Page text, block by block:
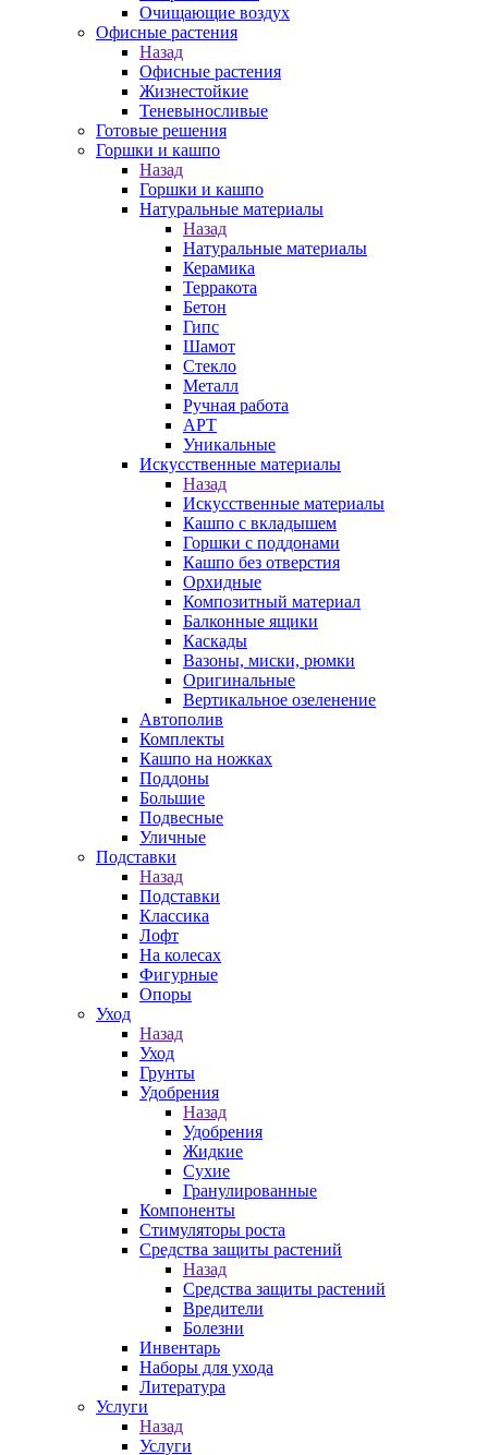
Очищающие воздух
Офисные растения
Назад
Офисные растения
Жизнестойкие
Теневыносливые
Готовые решения
Горшки и кашпо
Назад
Горшки и кашпо
Натуральные материалы
Назад
Натуральные материалы
Керамика
Терракота
Бетон
Гипс
Шамот
Стекло
Металл
Ручная работа
АРТ
Уникальные
Искусственные материалы
Назад
Искусственные материалы
Кашпо с вкладышем
Горшки с поддонами
Кашпо без отверстия
Орхидные
Композитный материал
Балконные ящики
Каскады
Вазоны, миски, рюмки
Оригинальные
Вертикальное озеленение
Автополив
Комплекты
Кашпо на ножках
Поддоны
Большие
Подвесные
Уличные
Подставки
Назад
Подставки
Классика
Лофт
На колесах
Фигурные
Опоры
Уход
Назад
Уход
Грунты
Удобрения
Назад
Удобрения
Жидкие
Сухие
Гранулированные
Компоненты
Стимуляторы роста
Средства защиты растений
Назад
Средства защиты растений
Вредители
Болезни
Инвентарь
Наборы для ухода
Литература
Услуги
Назад
Услуги